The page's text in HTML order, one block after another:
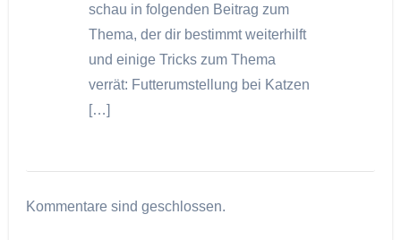
schau in folgenden Beitrag zum
Thema, der dir bestimmt weiterhilft
und einige Tricks zum Thema
verrät: Futterumstellung bei Katzen
[…]
Kommentare sind geschlossen.